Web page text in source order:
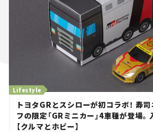
トヨタGRとスシローが初コラボ！ 寿
フの限定「GRミニカー」4車種が登場。
【クルマとホビー】
Lifestyle